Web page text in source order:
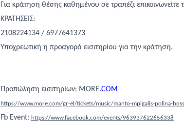
Για κράτηση θέσης καθημένου σε τραπέζι επικοινωνείτε
ΚΡΑΤΗΣΕΙΣ:
2108224134 / 6977641373
Υποχρεωτική η προαγορά εισιτηρίου για την κράτηση.
Προπώληση εισιτηρίων: MORE.COM
https://www.more.com/gr-el/tickets/music/manto-mpigalis-polina-
Fb Event: https://www.facebook.com/events/963937622656338